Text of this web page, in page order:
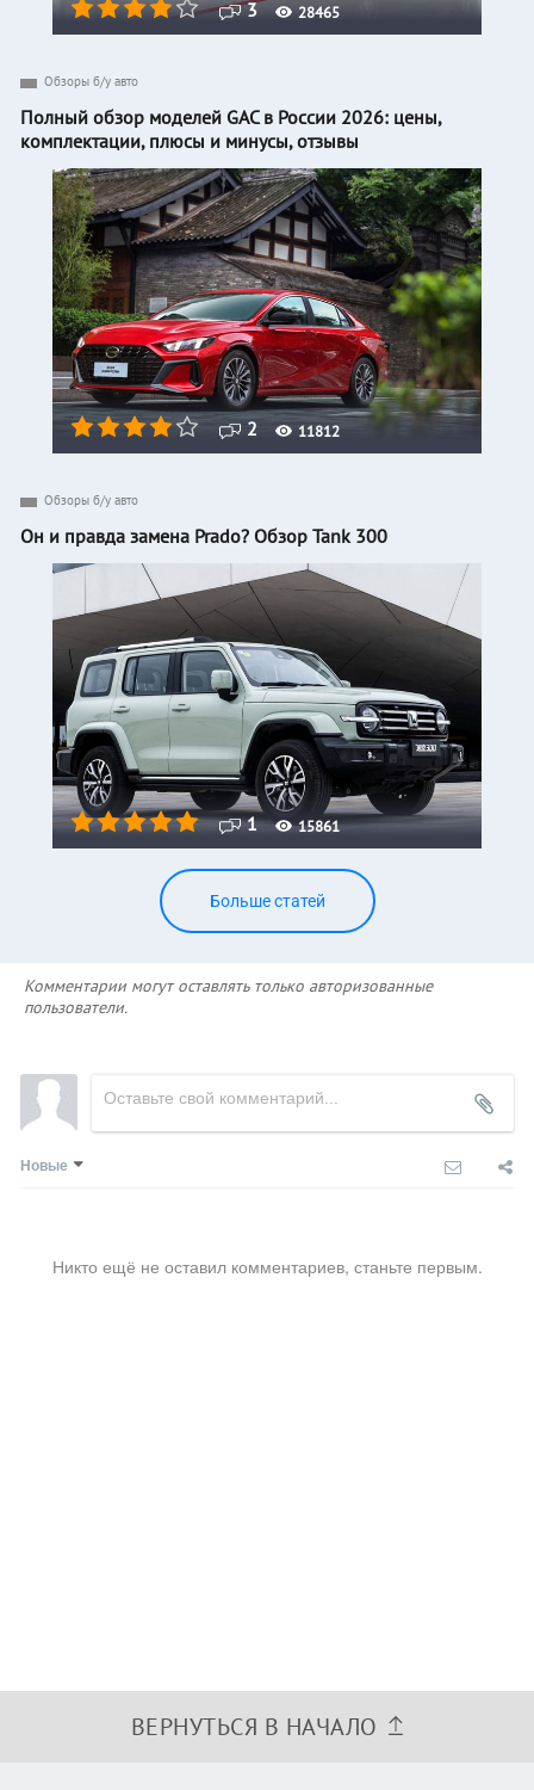
3 28465
2 11812
Обзоры б/у авто
Полный обзор моделей GAC в России 2026: цены,
комплектации, плюсы и минусы, отзывы
1 15861
Обзоры б/у авто
Он и правда замена Prado? Обзор Tank 300
Больше статей
Комментарии могут оставлять только авторизованные
пользователи.
Новые
Никто ещё не оставил комментариев, станьте первым.
ВЕРНУТЬСЯ В НАЧАЛО